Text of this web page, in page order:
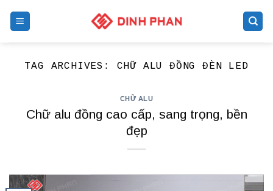
TAG ARCHIVES: CHỮ ALU ĐỒNG ĐÈN LED
CHỮ ALU
Chữ alu đồng cao cấp, sang trọng, bền
đẹp